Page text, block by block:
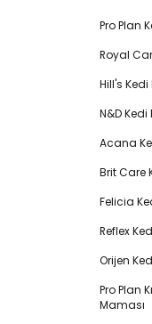
Pro Plan
Royal
Hill's
N&D
Acana
Brit Care
Felicia
Reflex
Orijen
Pro Plan
Maması